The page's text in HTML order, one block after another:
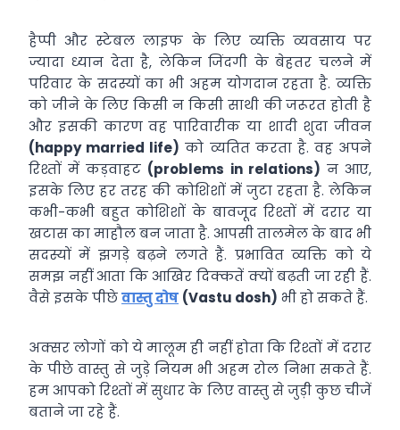
हैप्पी और स्टेबल लाइफ के लिए व्यक्ति व्यवसाय पर
ज्यादा ध्यान देता है, लेकिन जिंदगी के बेहतर चलने में
परिवार के सदस्यों का भी अहम योगदान रहता है. व्यक्ति
को जीने के लिए किसी न किसी साथी की जरूरत होती है
और इसकी कारण वह पारिवारीक या शादी शुदा जीवन
(happy married life) को व्यतित करता है. वह अपने
रिश्तों में कड़वाहट (problems in relations) न आए,
इसके लिए हर तरह की कोशिशों में जुटा रहता है. लेकिन
कभी-कभी बहुत कोशिशों के बावजूद रिश्तों में दरार या
खटास का माहौल बन जाता है. आपसी तालमेल के बाद भी
सदस्यों में झगड़े बढ़ने लगते हैं. प्रभावित व्यक्ति को ये
समझ नहीं आता कि आखिर दिक्कतें क्यों बढ़ती जा रही हैं.
वैसे इसके पीछेवास्तु दोष (Vastu dosh) भी हो सकते हैं.
अक्सर लोगों को ये मालूम ही नहीं होता कि रिश्तों में दरार
के पीछे वास्तु से जुड़े नियम भी अहम रोल निभा सकते हैं.
हम आपको रिश्तों में सुधार के लिए वास्तु से जुड़ी कुछ चीजें
बताने जा रहे हैं.